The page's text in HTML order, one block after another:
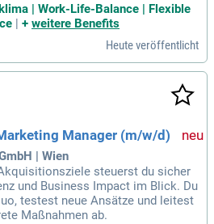
| Work-Life-Balance | Flexible
| + weitere Benefits
Heute veröffentlicht
Manager (m/w/d)
| Wien
steuerst du sicher
und Business Impact im Blick. Du
testest neue Ansätze und leitest
Maßnahmen ab.